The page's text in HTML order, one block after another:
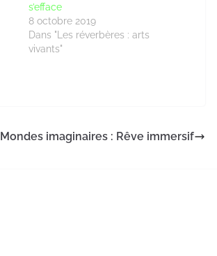
s’efface
8 octobre 2019
Dans "Les réverbères : arts
vivants"
Mondes imaginaires : Rêve immersif